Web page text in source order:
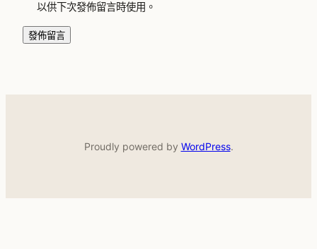
以供下次發佈留言時使用。
Proudly powered by WordPress.